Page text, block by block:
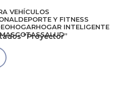
VEHÍCULOS
DEPORTE Y FITNESS
HOGARHOGAR INTELIGENTE
MASCOTASSALUD
“Proyector”